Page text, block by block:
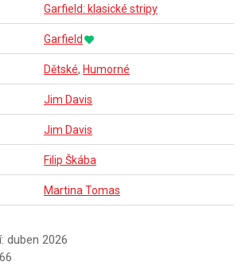
Garfield: klasické stripy
Garfield
Dětské, Humorné
Jim Davis
Jim Davis
Filip Škába
Martina Tomas
duben 2026